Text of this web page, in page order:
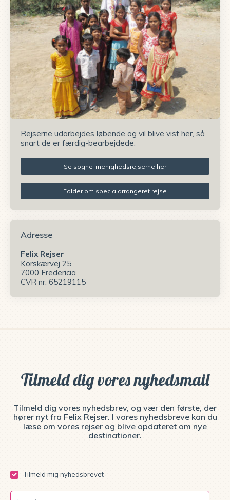
Rejserne udarbejdes løbende og vil blive vist her, så
snart de er færdig-bearbejdede.
Se sogne-menighedsrejserne her
Folder om specialarrangeret rejse
Adresse
Felix Rejser
Korskærvej 25
7000 Fredericia
CVR nr. 65219115
Tilmeld dig vores nyhedsmail
Tilmeld dig vores nyhedsbrev, og vær den første, der
hører nyt fra Felix Rejser. I vores nyhedsbreve kan du
læse om vores rejser og blive opdateret om nye
destinationer.
Tilmeld mig nyhedsbrevet